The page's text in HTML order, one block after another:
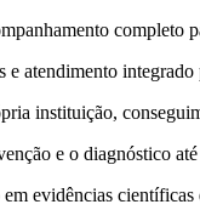
completo
atendimento
instituição,
e o diagnóstico
evidências